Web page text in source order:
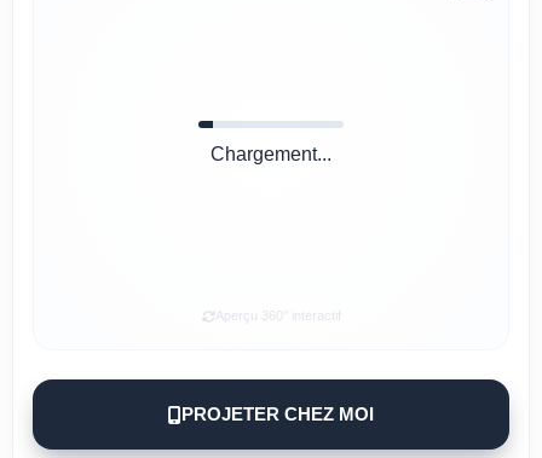
Chargement...
Aperçu 360° interactif
PROJETER CHEZ MOI